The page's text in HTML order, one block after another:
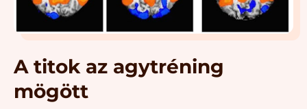
A titok az agytréning
mögött